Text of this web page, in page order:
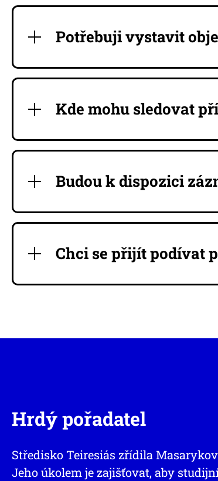
Potřebuji vystavit
Kde mohu sledovat
Budou k dispozici
Chci se přijít podívat
Hrdý pořadatel
Středisko Teiresiás zřídila
Jeho úkolem je zajišťovat, aby